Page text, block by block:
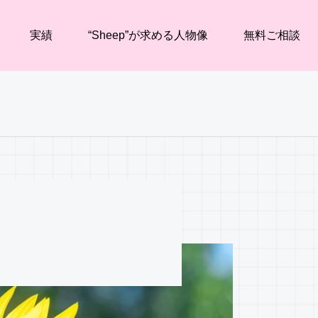
実績 “Sheep”が求める人物像 無料ご相談